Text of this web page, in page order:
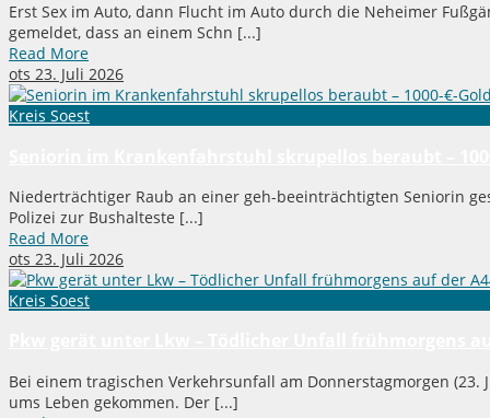
Erst Sex im Auto, dann Flucht im Auto durch die Neheimer
gemeldet, dass an einem Schn [...]
Read More
ots 23. Juli 2026
Kreis Soest
Niederträchtiger Raub an einer geh-beeinträchtigten Seniorin
Polizei zur Bushalteste [...]
Read More
ots 23. Juli 2026
Kreis Soest
Bei einem tragischen Verkehrsunfall am Donnerstagmorgen
ums Leben gekommen. Der [...]